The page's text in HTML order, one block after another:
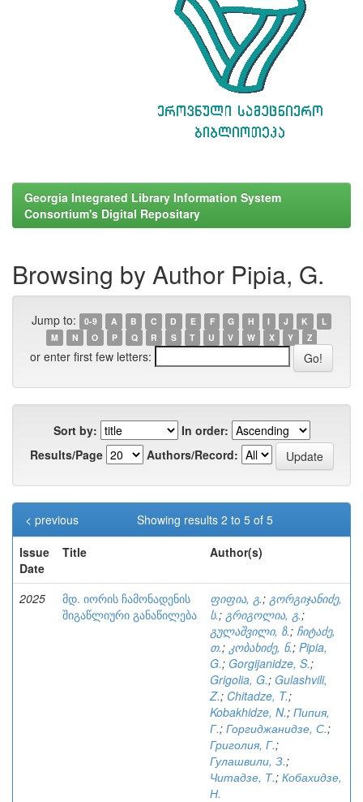
Georgia Integrated Library Information System
Consortium's Digital Repositary
Browsing by Author Pipia, G.
Jump to: 0-9 A B C D E F G H I J K
L
M
N O P Q R S T U V W X Y Z
or enter first few letters:
Sort by:
In order:
Results/Page
Authors/Record:
Showing results 2 to 5 of 5
< previous
Issue
Date
Title Author(s)
2025
მდ. იორის ჩამონადენის
შიგაწლიური განაწილება
ფიფია, გ.; გორგიჯანიძე,
ს.; გრიგოლია, გ.;
გულაშვილი, ზ.; ჩიტაძე,
თ.; კობახიძე, ნ.; Pipia,
G.; Gorgijanidze, S.;
Grigolia, G.; Gulashvili,
Z.; Chitadze, T.;
Kobakhidze, N.; Пипия,
Г.; Горгиджанидзе, С.;
Григолия, Г.;
Гулашвили, З.;
Читадзе, Т.; Кобахидзе,
Н.